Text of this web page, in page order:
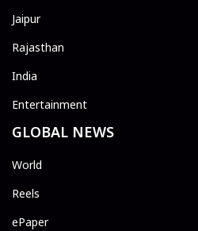
Jaipur
Rajasthan
India
Entertainment
GLOBAL NEWS
World
Reels
ePaper